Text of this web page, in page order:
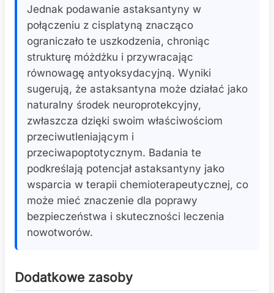
Jednak podawanie astaksantyny w
połączeniu z cisplatyną znacząco
ograniczało te uszkodzenia, chroniąc
strukturę móżdżku i przywracając
równowagę antyoksydacyjną. Wyniki
sugerują, że astaksantyna może działać jako
naturalny środek neuroprotekcyjny,
zwłaszcza dzięki swoim właściwościom
przeciwutleniającym i
przeciwapoptotycznym. Badania te
podkreślają potencjał astaksantyny jako
wsparcia w terapii chemioterapeutycznej, co
może mieć znaczenie dla poprawy
bezpieczeństwa i skuteczności leczenia
nowotworów.
Dodatkowe zasoby